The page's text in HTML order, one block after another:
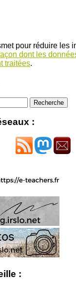
pour réduire les
dont les
traitées.
:
: